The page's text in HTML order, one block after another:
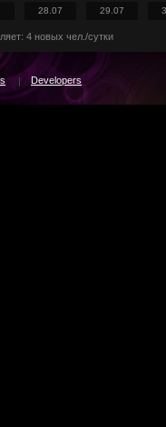
28.07
29.07
4 новых чел./сутки
Developers